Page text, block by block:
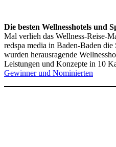
Die besten Wellnesshotels und
Mal verlieh das Wellness-Reise-
redspa media in Baden-Baden
wurden herausragende
Leistungen und Konzepte in 10
Gewinner und Nominierten